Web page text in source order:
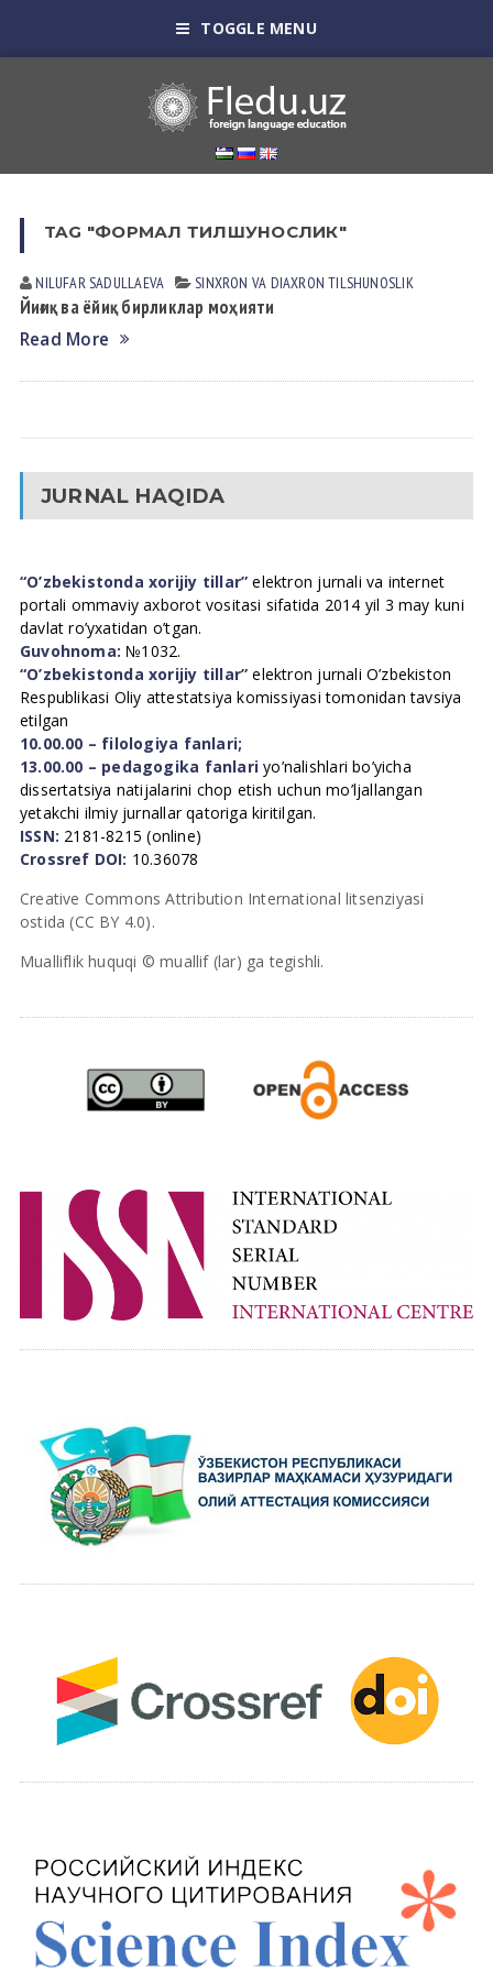
TOGGLE MENU
TAG "ФОРМАЛ ТИЛШУНОСЛИК"
NILUFAR SАDULLАEVА SINXRON VА DIАXRON TILSHUNOSLIK
Йиғиқ ва ёйиқ бирликлар моҳияти
Read More
JURNAL HAQIDA
“O’zbekistonda xorijiy tillar” elektron jurnali va internet
portali ommaviy axborot vositasi sifatida 2014 yil 3 may kuni
davlat ro’yxatidan o’tgan.
Guvohnoma: №1032.
“O’zbekistonda xorijiy tillar” elektron jurnali O’zbekiston
Respublikasi Oliy attestatsiya komissiyasi tomonidan tavsiya
etilgan
10.00.00 – filologiya fanlari;
13.00.00 – pedagogika fanlari yo’nalishlari bo’yicha
dissertatsiya natijalarini chop etish uchun mo’ljallangan
yetakchi ilmiy jurnallar qatoriga kiritilgan.
ISSN: 2181-8215 (online)
Crossref DOI: 10.36078
Creative Commons Attribution International litsenziyasi
ostida (CC BY 4.0).
Mualliflik huquqi © muallif (lar) ga tegishli.